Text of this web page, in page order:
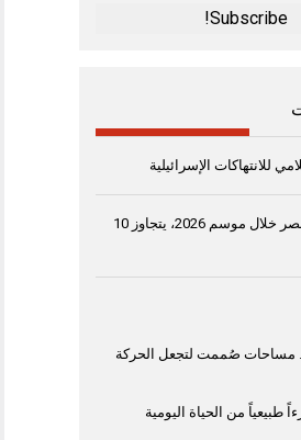
للانتهاكات الإسرائيلية
إنتاج القمح في مصر خلال موسم 2026، يتجاوز 10
مساحات صُممت لتجعل الحركة
طبيعياً من الحياة اليومية